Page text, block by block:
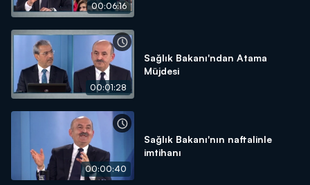
00:06:16
00:01:28
Sağlık Bakanı'ndan Atama
Müjdesi
00:00:40
Sağlık Bakanı'nın naftalinle
imtihanı